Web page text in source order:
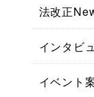
法改正
インタビ
イベント